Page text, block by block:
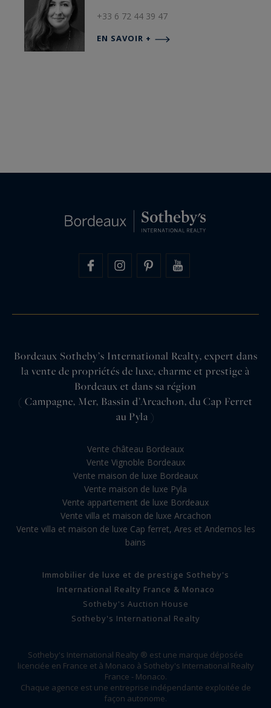
+33 6 72 44 39 47
EN SAVOIR +
Bordeaux Sotheby’s International Realty, expert dans
la vente de propriétés de luxe, charme et prestige à
Bordeaux et dans sa région
( Campagne, Mer, Bassin d’Arcachon, du Cap Ferret
au Pyla )
Vente château Bordeaux
Vente Vignoble Bordeaux
Vente maison de luxe Bordeaux
Vente maison de luxe Pyla
Vente appartement de luxe Bordeaux
Vente villa et maison de luxe Arcachon
Vente villa et maison de luxe Cap ferret, Ares et Andernos les
bains
Immobilier de luxe et de prestige Sotheby's
International Realty France & Monaco
Sotheby's Auction House
Sotheby's International Realty
Sotheby's International Realty ® est une marque déposée
licenciée en France et à Monaco à Sotheby's International Realty
France - Monaco.
Chaque agence est une entreprise indépendante exploitée de
façon autonome.